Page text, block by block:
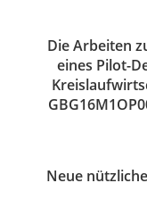
Die Arbeiten
eines Pilot-
Neue